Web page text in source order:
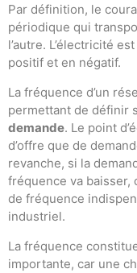
Par définition, le
périodique qui
l’autre. L’électricité
positif et en négatif.
La fréquence d’un
permettant de définir
demande. Le point
d’offre que de
revanche, si la
fréquence va baisser,
de fréquence
industriel.
La fréquence
importante, car une